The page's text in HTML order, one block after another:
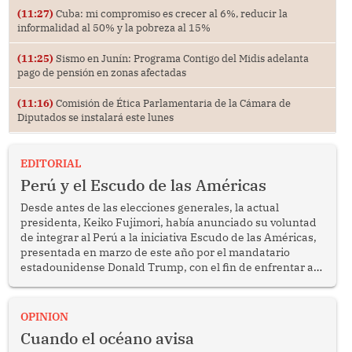
(11:27) Cuba: mi compromiso es crecer al 6%, reducir la
informalidad al 50% y la pobreza al 15%
(11:25) Sismo en Junín: Programa Contigo del Midis adelanta
pago de pensión en zonas afectadas
(11:16) Comisión de Ética Parlamentaria de la Cámara de
Diputados se instalará este lunes
EDITORIAL
Perú y el Escudo de las Américas
Desde antes de las elecciones generales, la actual
presidenta, Keiko Fujimori, había anunciado su voluntad
de integrar al Perú a la iniciativa Escudo de las Américas,
presentada en marzo de este año por el mandatario
estadounidense Donald Trump, con el fin de enfrentar al
OPINION
Cuando el océano avisa